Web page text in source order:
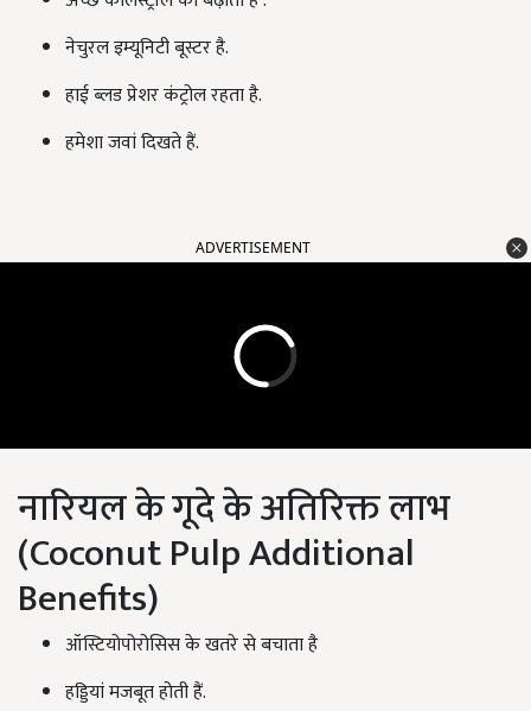
नेचुरल इम्यूनिटी बूस्टर है.
हाई ब्लड प्रेशर कंट्रोल रहता है.
हमेशा जवां दिखते हैं.
ADVERTISEMENT
नारियल के गूदे के अतिरिक्त लाभ
(Coconut Pulp Additional
Benefits)
ऑस्टियोपोरोसिस के खतरे से बचाता है
हड्डियां मजबूत होती हैं.